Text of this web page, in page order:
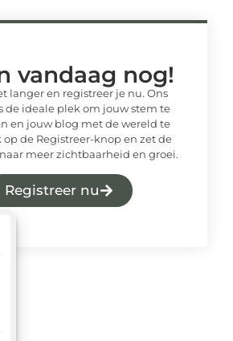
vandaag nog!
langer en registreer je nu. Ons
de ideale plek om jouw stem te
en jouw blog met de wereld te
op de Registreer-knop en zet de
meer zichtbaarheid en groei.
Registreer nu